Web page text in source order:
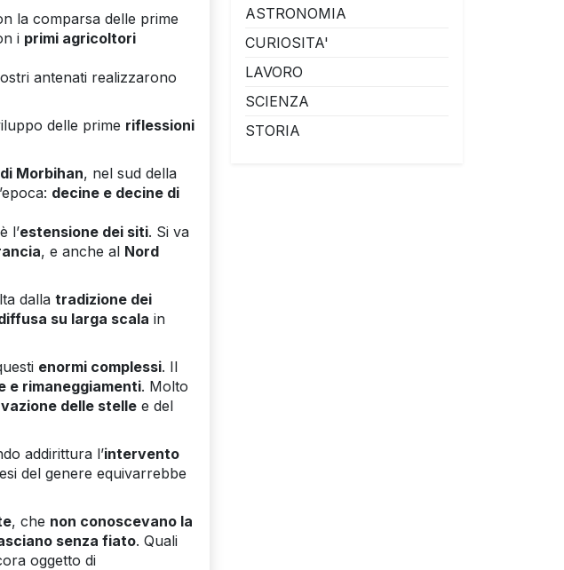
la comparsa delle prime
i primi agricoltori
antenati realizzarono
delle prime riflessioni
Morbihan, nel sud della
decine e decine di
l’estensione dei siti. Si va
, e anche al Nord
dalla tradizione dei
su larga scala in
enormi complessi. Il
e rimaneggiamenti. Molto
delle stelle e del
addirittura l’intervento
del genere equivarrebbe
, che non conoscevano la
senza fiato. Quali
oggetto di
ASTRONOMIA
CURIOSITA'
LAVORO
SCIENZA
STORIA